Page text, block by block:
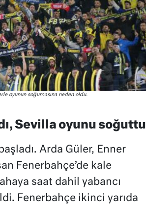
oyunun soğumasına neden oldu.
Sevilla oyunu soğuttu
Arda Güler, Enner
Fenerbahçe’de kale
saat dahil yabancı
Fenerbahçe ikinci yarıda